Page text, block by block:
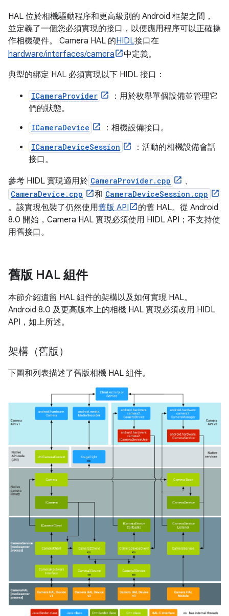
HAL 位於相機驅動程序和更高級別的 Android 框架之間，
並定義了一個您必須實現的接口，以便應用程序可以正確操
作相機硬件。 Camera HAL 的HIDL接口在
hardware/interfaces/camera
中定義。
典型的綁定 HAL 必須實現以下 HIDL 接口：
ICameraProvider
：用於枚舉單個設備並管理它
們的狀態。
ICameraDevice ：相機設備接口。
ICameraDeviceSession
：活動的相機設備會話
接口。
參考 HIDL 實現適用於 CameraProvider.cpp 、
CameraDevice.cpp 和 CameraDeviceSession.cpp
。該實現包裝了仍然使用舊版 API
的舊 HAL。從 Android
8.0 開始，Camera HAL 實現必須使用 HIDL API；不支持使
用舊接口。
舊版 HAL 組件
本節介紹遺留 HAL 組件的架構以及如何實現 HAL。
Android 8.0 及更高版本上的相機 HAL 實現必須改用 HIDL
API，如上所述。
架構（舊版）
下圖和列表描述了舊版相機 HAL 組件。